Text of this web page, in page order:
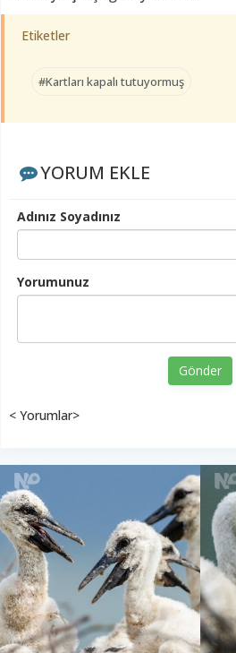
Etiketler
#Kartları kapalı tutuyormuş
YORUM EKLE
Adınız Soyadınız
Yorumunuz
Gönder
< Yorumlar>